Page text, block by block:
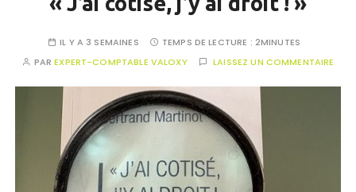
IL Y A 3 SEMAINES TEMPS DE LECTURE : 2MINUTES
PAREXPERT-COMPTABLE VALOXY LAISSEZ UN COMMENTAIRE